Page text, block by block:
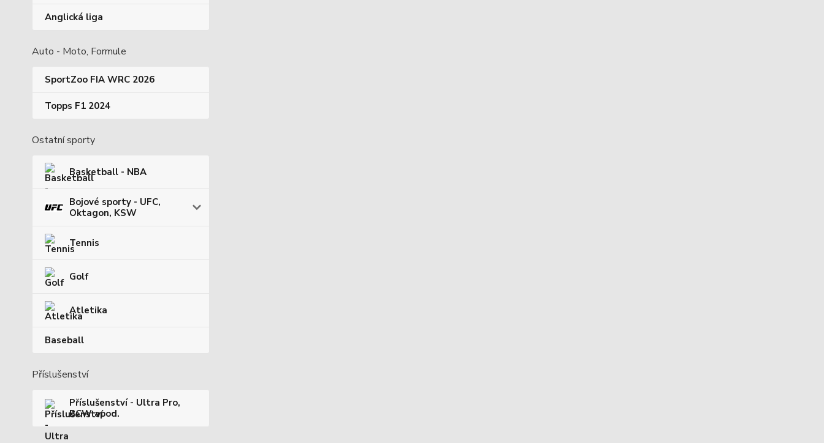
Anglická liga
Auto - Moto, Formule
SportZoo FIA WRC 2026
Topps F1 2024
Ostatní sporty
Basketball - NBA
Bojové sporty - UFC,
Oktagon, KSW
Tennis
Golf
Atletika
Baseball
Příslušenství
Příslušenství - Ultra Pro,
BCW apod.